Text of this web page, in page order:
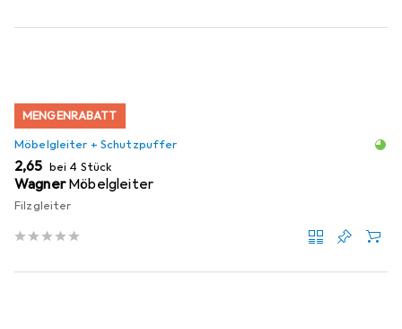
MENGENRABATT
Möbelgleiter + Schutzpuffer
EUR
2,65 bei 4 Stück
Wagner Möbelgleiter
Filzgleiter